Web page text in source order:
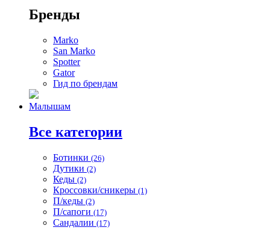
Бренды
Marko
San Marko
Spotter
Gator
Гид по брендам
Малышам
Все категории
Ботинки (26)
Дутики (2)
Кеды (2)
Кроссовки/сникеры (1)
П/кеды (2)
П/сапоги (17)
Сандалии (17)